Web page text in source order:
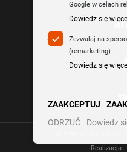
Realizacja:
Google w celach
Dowiedz się
Zezwalaj na
(remarketing)
Dowiedz się
ZAAKCEPTUJ
ODRZUĆ
Dowiedz